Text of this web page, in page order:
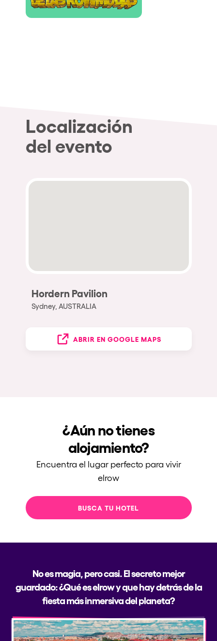
Aviso Legal
Política de Sostenibilidad
Localización
del evento
Hordern Pavilion
Sydney, AUSTRALIA
ABRIR EN GOOGLE MAPS
¿Aún no tienes
alojamiento?
Encuentra el lugar perfecto para vivir
elrow
BUSCA TU HOTEL
No es magia, pero casi. El secreto mejor
guardado: ¿Qué es elrow y que hay detrás de la
fiesta más inmersiva del planeta?